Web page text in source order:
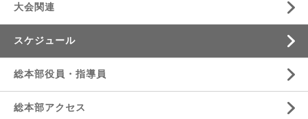
大会関連
スケジュール
総本部役員・指導員
総本部アクセス